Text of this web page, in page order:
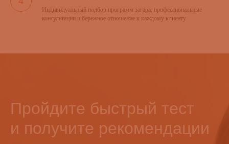
Индивидуальный подбор программ загара, профессиональные
консультации и бережное отношение к каждому клиенту
Пройдите быстрый тест
и получите рекомендации